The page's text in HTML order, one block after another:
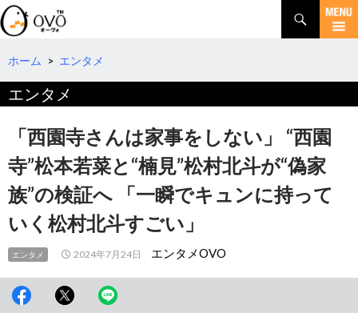
検
索
コ
テ
へ
ホーム > エンタメ
エンタメ
「西園寺さんは家事をしない」 “西園
寺”松本若菜と“楠見”松村北斗が“偽家
族”の検証へ 「一瞬でキュンに持って
いく松村北斗すごい」
エンタメ 2024年7月24日 エンタメOVO